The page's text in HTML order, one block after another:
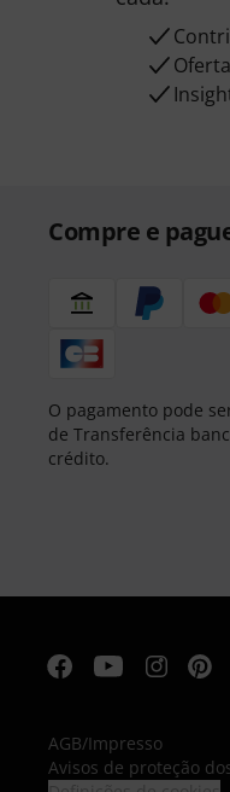
Compre e
O pagamento pode
de Transferência
crédito.
AGB/Impresso
Avisos de proteção